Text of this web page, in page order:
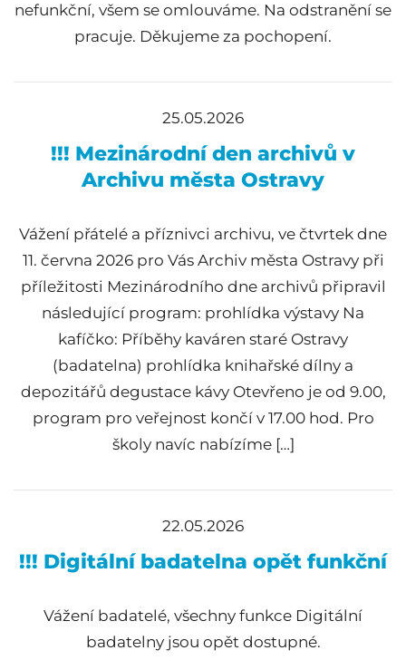
nefunkční, všem se omlouváme. Na odstranění se
pracuje. Děkujeme za pochopení.
25.05.2026
!!! Mezinárodní den archivů v
Archivu města Ostravy
Vážení přátelé a příznivci archivu, ve čtvrtek dne
11. června 2026 pro Vás Archiv města Ostravy při
příležitosti Mezinárodního dne archivů připravil
následující program: prohlídka výstavy Na
kafíčko: Příběhy kaváren staré Ostravy
(badatelna) prohlídka knihařské dílny a
depozitářů degustace kávy Otevřeno je od 9.00,
program pro veřejnost končí v 17.00 hod. Pro
školy navíc nabízíme […]
22.05.2026
!!! Digitální badatelna opět funkční
Vážení badatelé, všechny funkce Digitální
badatelny jsou opět dostupné.